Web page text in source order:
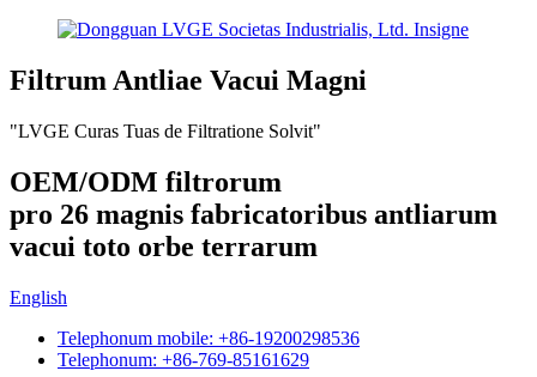
Filtrum Antliae Vacui Magni
"LVGE Curas Tuas de Filtratione Solvit"
OEM/ODM filtrorum
pro 26 magnis fabricatoribus antliarum
vacui toto orbe terrarum
English
Telephonum mobile: +86-19200298536
Telephonum: +86-769-85161629